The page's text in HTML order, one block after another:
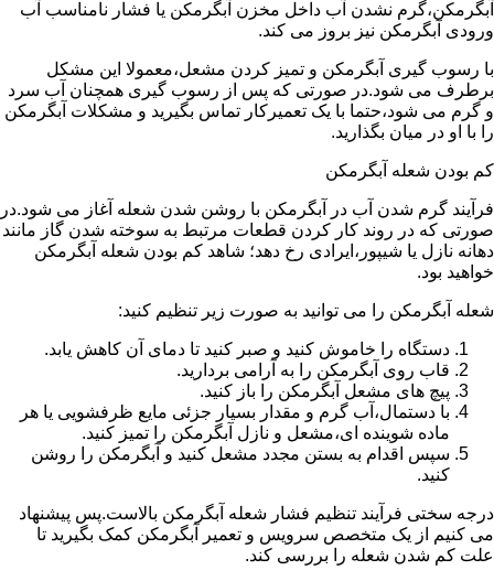
آبگرمکن،گرم نشدن آب داخل مخزن آبگرمکن یا فشار نامناسب آب
ورودی آبگرمکن نیز بروز می کند.
با رسوب گیری آبگرمکن و تمیز کردن مشعل،معمولا این مشکل
برطرف می شود.در صورتی که پس از رسوب گیری همچنان آب سرد
و گرم می شود،حتما با یک تعمیرکار تماس بگیرید و مشکلات آبگرمکن
را با او در میان بگذارید.
کم بودن شعله آبگرمکن
فرآیند گرم شدن آب در آبگرمکن با روشن شدن شعله آغاز می شود.در
صورتی که در روند کار کردن قطعات مرتبط به سوخته شدن گاز مانند
دهانه نازل یا شیپور،ایرادی رخ دهد؛ شاهد کم بودن شعله آبگرمکن
خواهید بود.
شعله آبگرمکن را می توانید به صورت زیر تنظیم کنید:
دستگاه را خاموش کنید و صبر کنید تا دمای آن کاهش یابد.
قاب روی آبگرمکن را به آرامی بردارید.
پیچ های مشعل آبگرمکن را باز کنید.
با دستمال،آب گرم و مقدار بسیار جزئی مایع ظرفشویی یا هر
ماده شوینده ای،مشعل و نازل آبگرمکن را تمیز کنید.
سپس اقدام به بستن مجدد مشعل کنید و آبگرمکن را روشن
کنید.
درجه سختی فرآیند تنظیم فشار شعله آبگرمکن بالاست.پس پیشنهاد
می کنیم از یک متخصص سرویس و تعمیر آبگرمکن کمک بگیرید تا
علت کم شدن شعله را بررسی کند.